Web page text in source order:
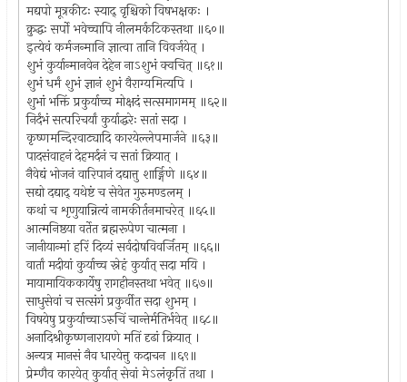
मद्यपो मूत्रकीटः स्याद् वृश्चिको विषभक्षकः ।
क्रुद्धः सर्पो भवेच्चापि नीलमर्कटिकस्तथा ॥६०॥
इत्येवं कर्मजन्मानि ज्ञात्वा तानि विवर्जयेत् ।
शुभं कुर्यान्मानवेन देहेन नाऽशुभं क्वचित् ॥६१॥
शुभं धर्मं शुभं ज्ञानं शुभं वैराग्यमित्यपि ।
शुभां भक्तिं प्रकुर्याच्च मोक्षदं सत्समागमम् ॥६२॥
निर्दंभं सत्परिचर्यां कुर्याद्धरेः सतां सदा ।
कृष्णमन्दिरवाट्यादि कारयेल्लेपमार्जने ॥६३॥
पादसंवाहनं देहमर्दनं च सतां क्रियात् ।
नैवेद्यं भोजनं वारिपानं दद्यात्तु शार्ङ्गिणे ॥६४॥
सद्यो दद्याद् यथेष्टं च सेवेत गुरुमण्डलम् ।
कथां च शृणुयान्नित्यं नामकीर्तनमाचरेत् ॥६५॥
आत्मनिष्ठया वर्तेत ब्रह्मरूपेण चात्मना ।
जानीयान्मां हरिं दिव्यं सर्वदोषविवर्जितम् ॥६६॥
वार्तां मदीयां कुर्याच्च स्नेहं कुर्यात् सदा मयि ।
मायामायिककार्येषु रागहीनस्तथा भवेत् ॥६७॥
साधुसेवां च सत्संगं प्रकुर्वीत सदा शुभम् ।
विषयेषु प्रकुर्याच्चाऽरुचिं चान्तेर्मतिर्भवेत् ॥६८॥
अनादिश्रीकृष्णनारायणे मतिं दृढां क्रियात् ।
अन्यत्र मानसं नैव धारयेत्तु कदाचन ॥६९॥
प्रेम्णैव कारयेत् कुर्यात् सेवां मेऽलंकृतिं तथा ।